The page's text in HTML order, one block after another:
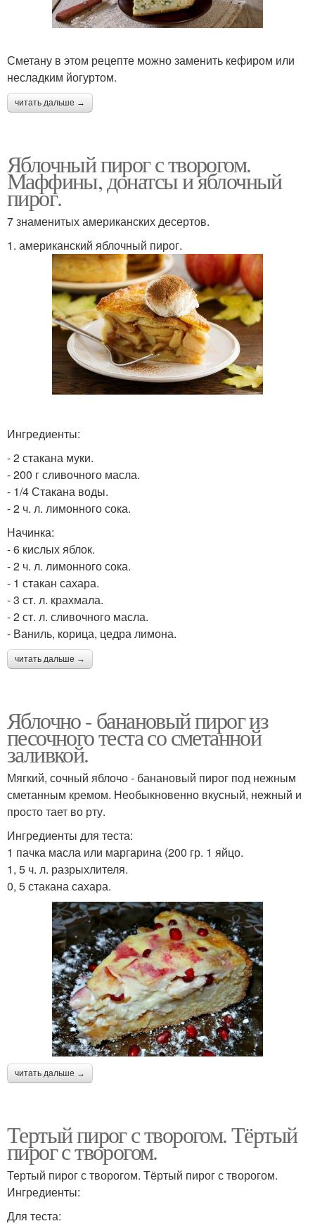
Сметану в этом рецепте можно заменить кефиром или
несладким йогуртом.
читать дальше →
Яблочный пирог с творогом.
Маффины, донатсы и яблочный
пирог.
7 знаменитых американских десертов.
1. американский яблочный пирог.
Ингредиенты:
- 2 стакана муки.
- 200 г сливочного масла.
- 1/4 Стакана воды.
- 2 ч. л. лимонного сока.
Начинка:
- 6 кислых яблок.
- 2 ч. л. лимонного сока.
- 1 стакан сахара.
- 3 ст. л. крахмала.
- 2 ст. л. сливочного масла.
- Ваниль, корица, цедра лимона.
читать дальше →
Яблочно - банановый пирог из
песочного теста со сметанной
заливкой.
Мягкий, сочный яблочо - банановый пирог под нежным
сметанным кремом. Необыкновенно вкусный, нежный и
просто тает во рту.
Ингредиенты для теста:
1 пачка масла или маргарина (200 гр. 1 яйцо.
1, 5 ч. л. разрыхлителя.
0, 5 стакана сахара.
читать дальше →
Тертый пирог с творогом. Тёртый
пирог с творогом.
Тертый пирог с творогом. Тёртый пирог с творогом.
Ингредиенты:
Для теста: